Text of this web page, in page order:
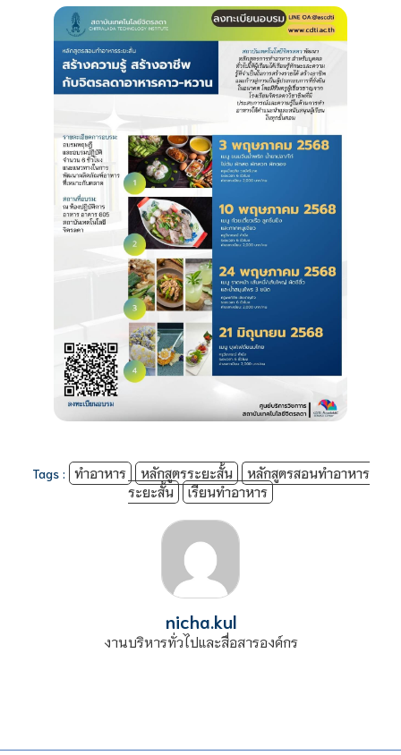
Tags : ทำอาหาร หลักสูตรระยะสั้น
หลักสูตรสอนทำอาหาร
ระยะสั้น
เรียนทำอาหาร
nicha.kul
งานบริหารทั่วไปและสื่อสารองค์กร